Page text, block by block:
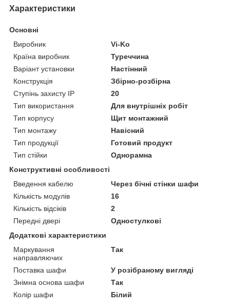
Характеристики
Основні
Виробник
Vi-Ko
Країна виробник
Туреччина
Варіант установки
Настінний
Конструкція
Збірно-розбірна
Ступінь захисту IP
20
Тип використання
Для внутрішніх робіт
Тип корпусу
Щит монтажний
Тип монтажу
Навісний
Тип продукції
Готовий продукт
Тип стійки
Однорамна
Конструктивні особливості
Введення кабелю
Через бічні стінки шафи
Кількість модулів
16
Кількість відсіків
2
Передні двері
Одностулкові
Додаткові характеристики
Маркування
направляючих
Так
Поставка шафи
У розібраному вигляді
Знімна основа шафи
Так
Колір шафи
Білий